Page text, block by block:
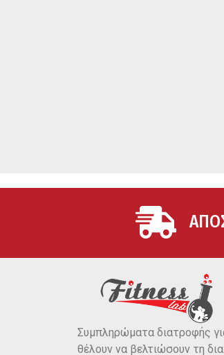
Συμπληρώματα διατροφής
θέλουν να βελτιώσουν τη